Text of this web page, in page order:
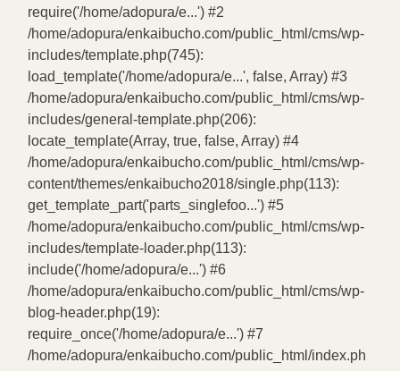
require('/home/adopura/e...') #2
/home/adopura/enkaibucho.com/public_html/cms/wp-
includes/template.php(745):
load_template('/home/adopura/e...', false, Array) #3
/home/adopura/enkaibucho.com/public_html/cms/wp-
includes/general-template.php(206):
locate_template(Array, true, false, Array) #4
/home/adopura/enkaibucho.com/public_html/cms/wp-
content/themes/enkaibucho2018/single.php(113):
get_template_part('parts_singlefoo...') #5
/home/adopura/enkaibucho.com/public_html/cms/wp-
includes/template-loader.php(113):
include('/home/adopura/e...') #6
/home/adopura/enkaibucho.com/public_html/cms/wp-
blog-header.php(19):
require_once('/home/adopura/e...') #7
/home/adopura/enkaibucho.com/public_html/index.ph